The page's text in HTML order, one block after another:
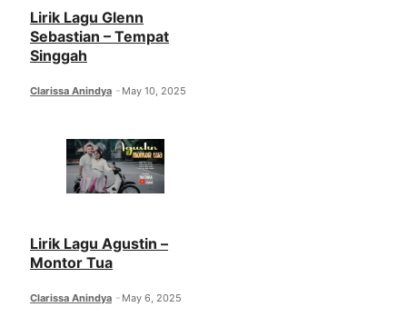
Lirik Lagu Glenn
Sebastian – Tempat
Singgah
Clarissa Anindya May 10, 2025
Lirik Lagu Agustin –
Montor Tua
Clarissa Anindya May 6, 2025